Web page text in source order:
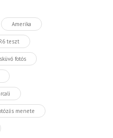
Amerika
teszt
fotós
menete